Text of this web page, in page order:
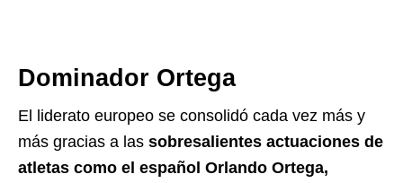
Dominador Ortega
El liderato europeo se consolidó cada vez más y
más gracias a las sobresalientes actuaciones de
atletas como el español Orlando Ortega,